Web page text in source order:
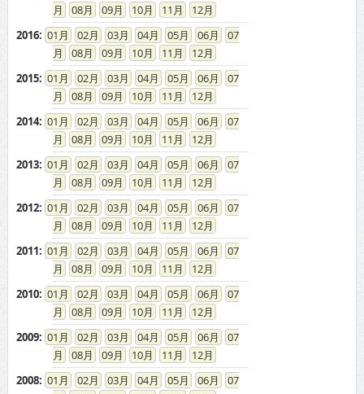
08
09 10 11
12
2016: 01 02 03 04 05 06
07
08
09 10 11
12
2015: 01 02 03 04 05 06
07
08
09 10 11
12
2014: 01 02 03 04 05 06
07
08
09 10 11
12
2013: 01 02 03 04 05 06
07
08
09 10 11
12
2012: 01 02 03 04 05 06
07
08
09 10 11
12
2011: 01 02 03 04 05 06
07
08
09 10 11
12
2010: 01 02 03 04 05 06
07
08
09 10 11
12
2009: 01 02 03 04 05 06
07
08
09 10 11
12
2008: 01 02 03 04 05 06
07